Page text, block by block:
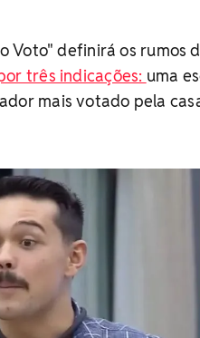
Voto" definirá os rumos
três indicações: uma
mais votado pela